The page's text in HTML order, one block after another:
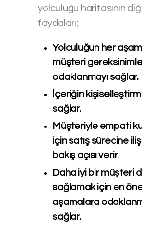
yolculuğu haritasının
faydaları;
Yolculuğun her
müşteri
odaklanmayı sağlar.
İçeriğin
sağlar.
Müşteriyle empati
için satış sürecine
bakış açısı verir.
Daha iyi bir müşteri
sağlamak için en
aşamalara
sağlar.